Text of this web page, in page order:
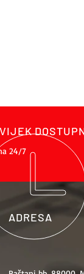
24/7
ADRESA